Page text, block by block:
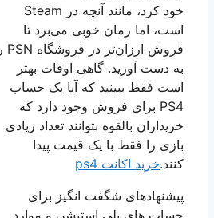
خود کرد، مانند آنچه در Steam
است، اما زمان خوبی می‌برد تا
فروش ارزان‌تر در فروشگاه PSN را
به دست آورید. گاهی اوقات بهتر
است فقط ببینید که آیا یک حساب
PS4 برای فروش وجود دارد که
خریداران بالقوه بتوانند تعداد زیادی
بازی را فقط با یک قیمت پیدا
کنند.خرید اکانت ps4
پیشنهادهای شگفت انگیز برای
حساب های پلی استیشن و موارد